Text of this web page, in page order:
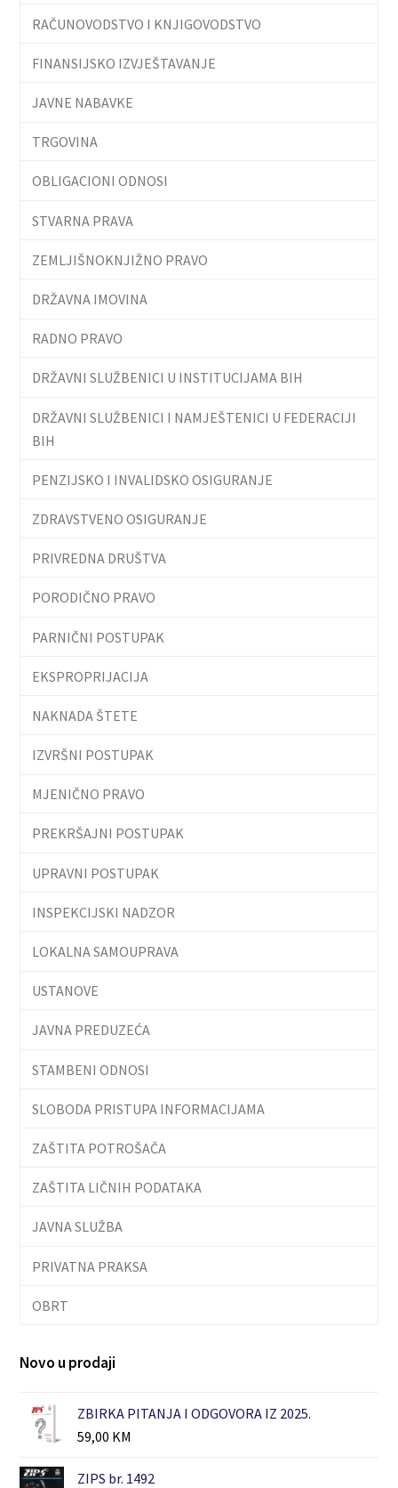
RAČUNOVODSTVO I KNJIGOVODSTVO
FINANSIJSKO IZVJEŠTAVANJE
JAVNE NABAVKE
TRGOVINA
OBLIGACIONI ODNOSI
STVARNA PRAVA
ZEMLJIŠNOKNJIŽNO PRAVO
DRŽAVNA IMOVINA
RADNO PRAVO
DRŽAVNI SLUŽBENICI U INSTITUCIJAMA BIH
DRŽAVNI SLUŽBENICI I NAMJEŠTENICI U FEDERACIJI
BIH
PENZIJSKO I INVALIDSKO OSIGURANJE
ZDRAVSTVENO OSIGURANJE
PRIVREDNA DRUŠTVA
PORODIČNO PRAVO
PARNIČNI POSTUPAK
EKSPROPRIJACIJA
NAKNADA ŠTETE
IZVRŠNI POSTUPAK
MJENIČNO PRAVO
PREKRŠAJNI POSTUPAK
UPRAVNI POSTUPAK
INSPEKCIJSKI NADZOR
LOKALNA SAMOUPRAVA
USTANOVE
JAVNA PREDUZEĆA
STAMBENI ODNOSI
SLOBODA PRISTUPA INFORMACIJAMA
ZAŠTITA POTROŠAČA
ZAŠTITA LIČNIH PODATAKA
JAVNA SLUŽBA
PRIVATNA PRAKSA
OBRT
Novo u prodaji
ZBIRKA PITANJA I ODGOVORA IZ 2025.
59,00 KM
ZIPS br. 1492